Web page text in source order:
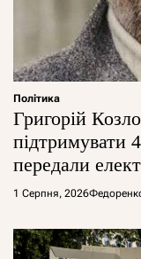
Політика
Григорій
підтримувати
передали
1 Серпня, 2026